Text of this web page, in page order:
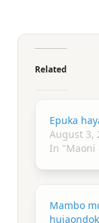
Related
Epuka
August 3,
In "Maoni
Mambo